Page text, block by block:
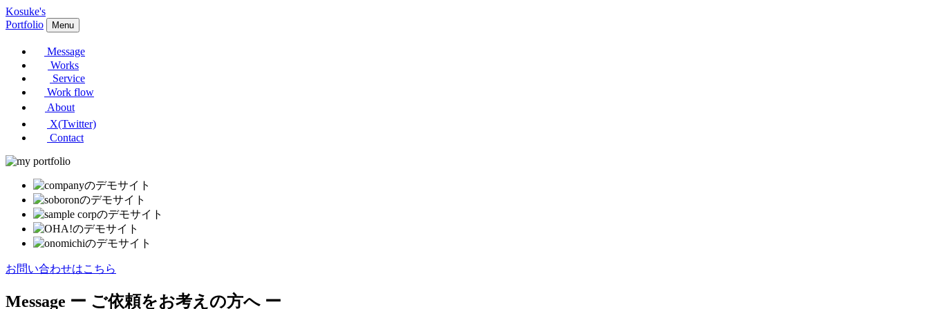
Kosuke's
Portfolio
Menu
Message
Works
Service
Work flow
About
X(Twitter)
Contact
お問い合わせはこちら
Message ー ご依頼をお考えの方へ ー